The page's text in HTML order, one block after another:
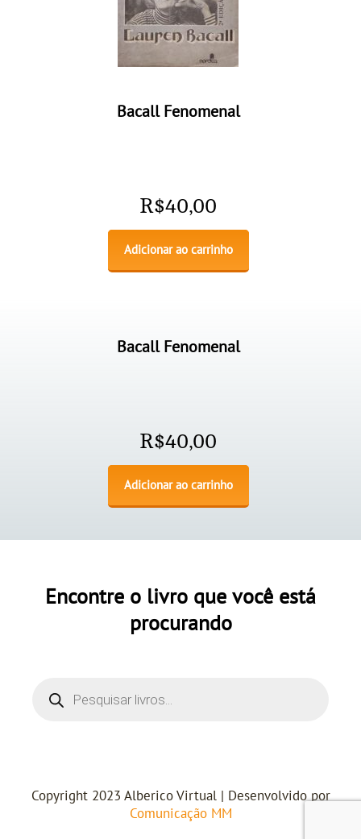
Bacall Fenomenal
R$40,00
Adicionar ao carrinho
Bacall Fenomenal
R$40,00
Adicionar ao carrinho
Encontre o livro que você está
procurando
Copyright 2023 Alberico Virtual | Desenvolvido por
Comunicação MM